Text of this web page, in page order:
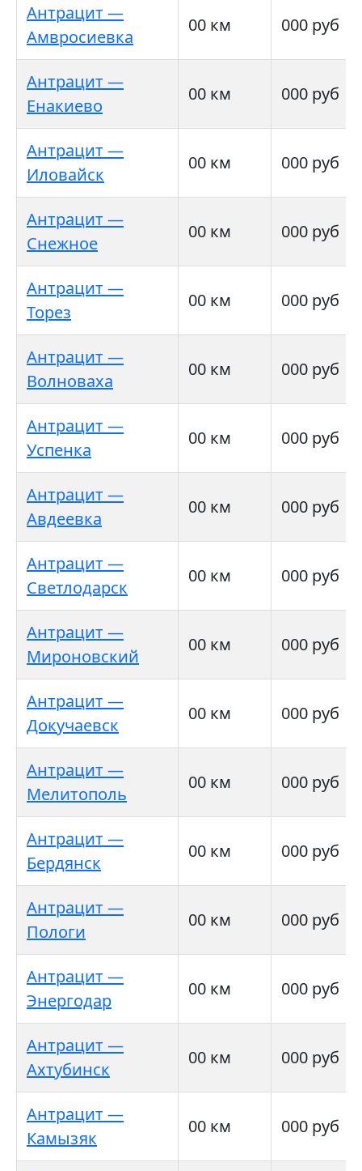
Антрацит —
Амвросиевка
00 км 000 руб
Антрацит —
Енакиево
00 км 000 руб
Антрацит —
Иловайск
00 км 000 руб
Антрацит —
Снежное
00 км 000 руб
Антрацит —
Торез
00 км 000 руб
Антрацит —
Волноваха
00 км 000 руб
Антрацит —
Успенка
00 км 000 руб
Антрацит —
Авдеевка
00 км 000 руб
Антрацит —
Светлодарск
00 км 000 руб
Антрацит —
Мироновский
00 км 000 руб
Антрацит —
Докучаевск
00 км 000 руб
Антрацит —
Мелитополь
00 км 000 руб
Антрацит —
Бердянск
00 км 000 руб
Антрацит —
Пологи
00 км 000 руб
Антрацит —
Энергодар
00 км 000 руб
Антрацит —
Ахтубинск
00 км 000 руб
Антрацит —
Камызяк
00 км 000 руб